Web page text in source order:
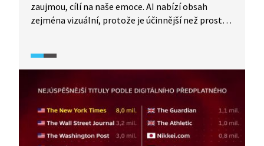
zaujmou, cílí na naše emoce. AI nabízí obsah
zejména vizuální, protože je účinnější než prostý
kvalitní a hodnotnější obsah vzbuzuje více